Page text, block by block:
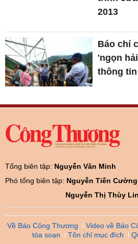
2013
Báo chí
'ngọn
thông tin
Tổng biên tập: Nguyễn Văn Minh
Phó tổng biên tập: Nguyễn Tiến Cường
Nguyễn Thị Thùy
Về Báo Công Thương Video về Báo
tòa soạn
Tôn chỉ mục đích